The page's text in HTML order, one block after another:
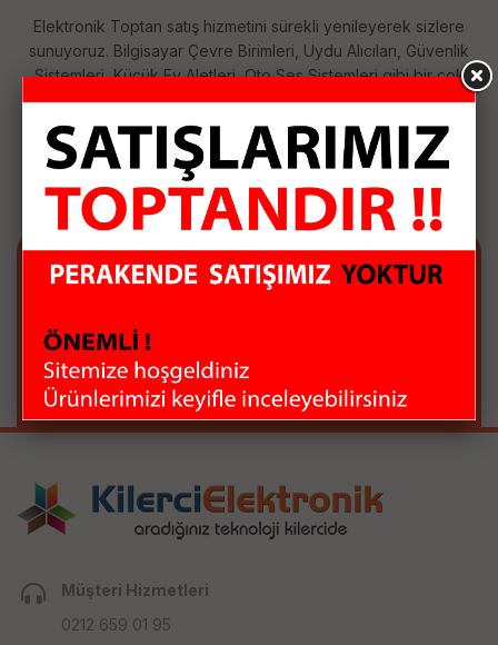
Elektronik Toptan satış hizmetini sürekli yenileyerek sizlere
sunuyoruz. Bilgisayar Çevre Birimleri, Uydu Alıcıları, Güvenlik
Sistemleri, Küçük Ev Aletleri, Oto Ses Sistemleri gibi bir çok
kategoride her geçen gün çeşitlerimizi arttırıyoruz. Size
sağladığımız bu çeşitlilik ile ihtiyaçlarınızı tek merkezden
karşılamanızı sağlıyoruz. Siparişlerinizi özenle hazırlayıp
anlaşmalı kargo firması ile hızlı bir şekilde size ulaştırıyoruz.
E-BÜLTEN ABONELİĞİ
E-Bülten aboneliği ile fırsatları kaçırma...
Müşteri Hizmetleri
0212 659 01 95